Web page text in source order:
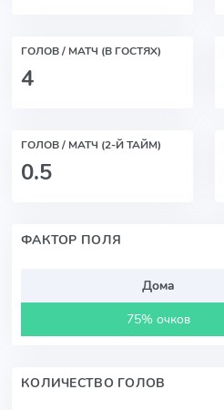
ГОЛОВ / МАТЧ (В ГОСТЯХ)
4
ГОЛОВ / МАТЧ (2-Й ТАЙМ)
0.5
ФАКТОР ПОЛЯ
Дома
75% очков
КОЛИЧЕСТВО ГОЛОВ